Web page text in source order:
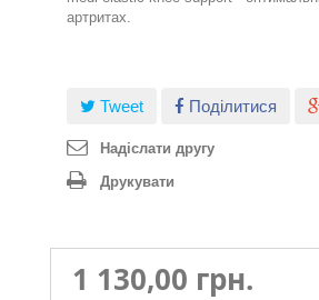
артритах.
Tweet Поділитися
Надіслати другу
Друкувати
1 130,00 грн.